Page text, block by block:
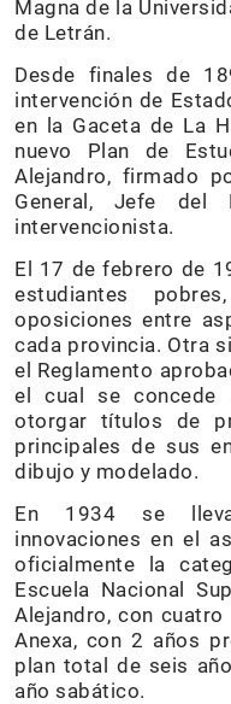
Magna de la
de Letrán.
Desde finales de
intervención de
en la Gaceta de La
nuevo Plan de
Alejandro, firmado
General, Jefe del
intervencionista.
El 17 de febrero de
estudiantes
oposiciones entre
cada provincia. Otra
el Reglamento
el cual se concede
otorgar títulos de
principales de sus
dibujo y modelado.
En 1934 se
innovaciones en el
oficialmente la
Escuela Nacional
Alejandro, con
Anexa, con 2 años
plan total de seis
año sabático.